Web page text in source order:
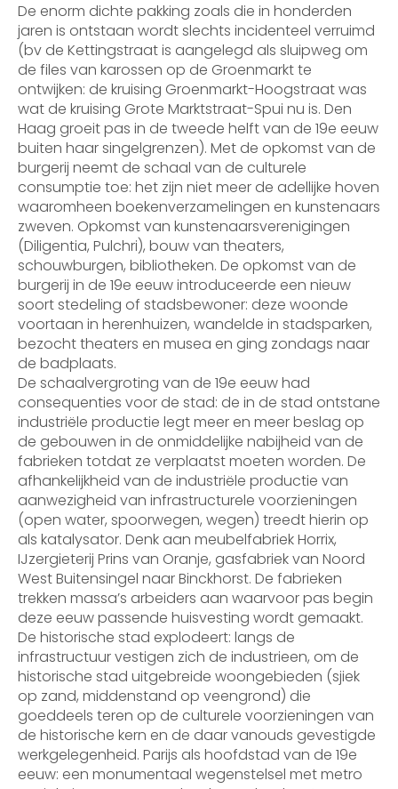
De enorm dichte pakking zoals die in honderden
jaren is ontstaan wordt slechts incidenteel verruimd
(bv de Kettingstraat is aangelegd als sluipweg om
de files van karossen op de Groenmarkt te
ontwijken: de kruising Groenmarkt-Hoogstraat was
wat de kruising Grote Marktstraat-Spui nu is. Den
Haag groeit pas in de tweede helft van de 19e eeuw
buiten haar singelgrenzen). Met de opkomst van de
burgerij neemt de schaal van de culturele
consumptie toe: het zijn niet meer de adellijke hoven
waaromheen boekenverzamelingen en kunstenaars
zweven. Opkomst van kunstenaarsverenigingen
(Diligentia, Pulchri), bouw van theaters,
schouwburgen, bibliotheken. De opkomst van de
burgerij in de 19e eeuw introduceerde een nieuw
soort stedeling of stadsbewoner: deze woonde
voortaan in herenhuizen, wandelde in stadsparken,
bezocht theaters en musea en ging zondags naar
de badplaats.
De schaalvergroting van de 19e eeuw had
consequenties voor de stad: de in de stad ontstane
industriële productie legt meer en meer beslag op
de gebouwen in de onmiddelijke nabijheid van de
fabrieken totdat ze verplaatst moeten worden. De
afhankelijkheid van de industriële productie van
aanwezigheid van infrastructurele voorzieningen
(open water, spoorwegen, wegen) treedt hierin op
als katalysator. Denk aan meubelfabriek Horrix,
IJzergieterij Prins van Oranje, gasfabriek van Noord
West Buitensingel naar Binckhorst. De fabrieken
trekken massa’s arbeiders aan waarvoor pas begin
deze eeuw passende huisvesting wordt gemaakt.
De historische stad explodeert: langs de
infrastructuur vestigen zich de industrieen, om de
historische stad uitgebreide woongebieden (sjiek
op zand, middenstand op veengrond) die
goeddeels teren op de culturele voorzieningen van
de historische kern en de daar vanouds gevestigde
werkgelegenheid. Parijs als hoofdstad van de 19e
eeuw: een monumentaal wegenstelsel met metro